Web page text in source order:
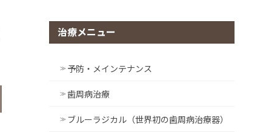
治療メニュー
予防・メインテナンス
歯周病治療
ブルーラジカル（世界初の歯周病治療器）